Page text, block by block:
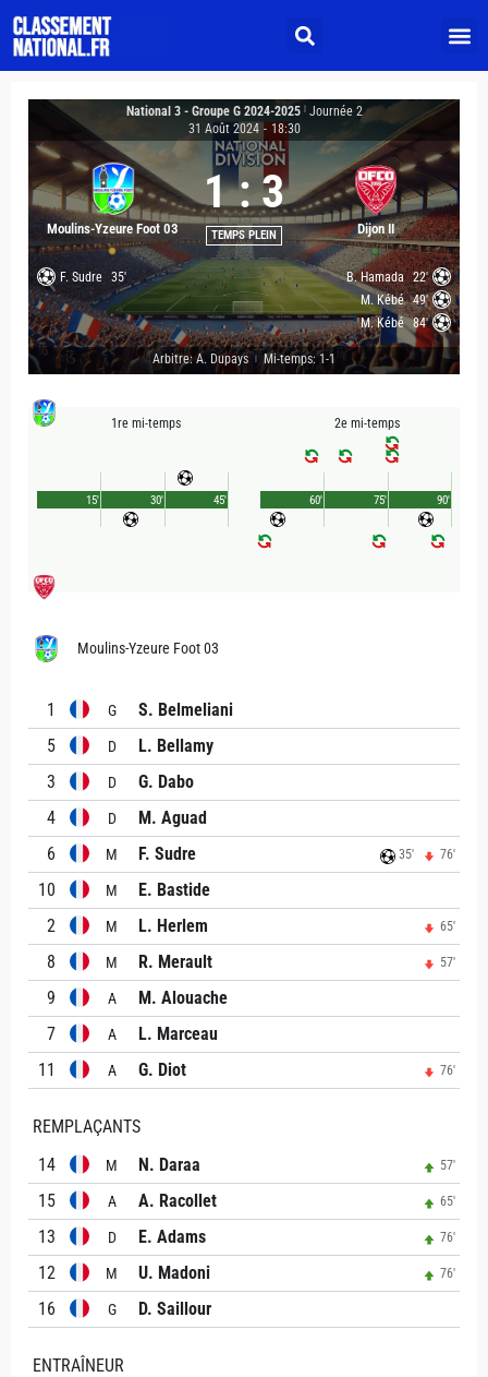
National 3 - Groupe G 2024-2025
Journée 2
31 Août 2024 - 18:30
Moulins-Yzeure Foot 03
1 : 3
TEMPS PLEIN Dijon II
F. Sudre 35' B. Hamada 22'
M. Kébé 49'
M. Kébé 84'
Arbitre: A. Dupays Mi-temps: 1-1
1re mi-temps
45'
15' 30'
2e mi-temps
90'
60' 75'
Moulins-Yzeure Foot 03
1 G
S. Belmeliani
5
D
L. Bellamy
3
D
G. Dabo
4
D
M. Aguad
6
M F. Sudre 35' 76'
10 M
E. Bastide
2
M L. Herlem 65'
8 M R. Merault 57'
9 A
M. Alouache
7
A
L. Marceau
11
A G. Diot 76'
REMPLAÇANTS
14
M N. Daraa 57'
15 A A. Racollet 65'
13 D E. Adams 76'
12 M U. Madoni 76'
16 G D. Saillour
ENTRAÎNEUR